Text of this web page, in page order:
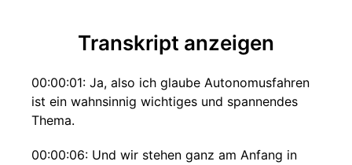
Transkript anzeigen
00:00:01: Ja, also ich glaube Autonomusfahren
ist ein wahnsinnig wichtiges und spannendes
Thema.
00:00:06: Und wir stehen ganz am Anfang in